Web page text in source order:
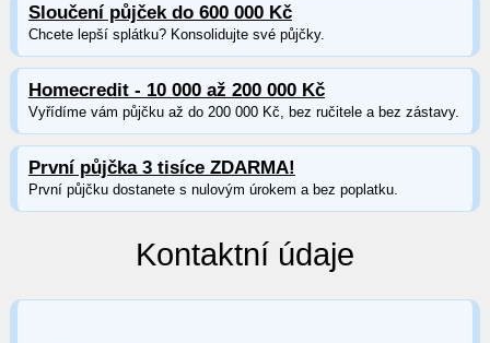
Sloučení půjček do 600 000 Kč
Chcete lepší splátku? Konsolidujte své půjčky.
Homecredit - 10 000 až 200 000 Kč
Vyřídíme vám půjčku až do 200 000 Kč, bez ručitele a bez zástavy.
První půjčka 3 tisíce ZDARMA!
První půjčku dostanete s nulovým úrokem a bez poplatku.
Kontaktní údaje